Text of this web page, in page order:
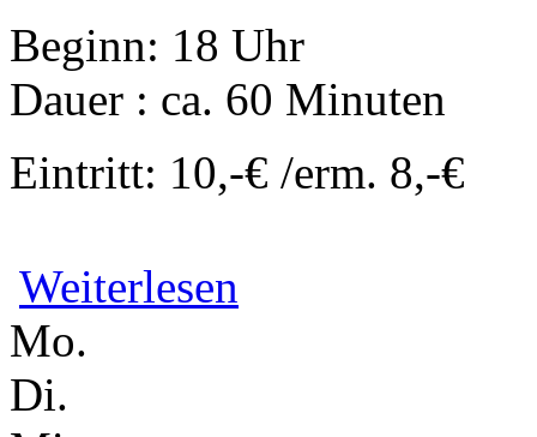
Beginn: 18 Uhr
Dauer : ca. 60 Minuten
Eintritt: 10,-€ /erm. 8,-€
Weiterlesen
Mo.
Di.